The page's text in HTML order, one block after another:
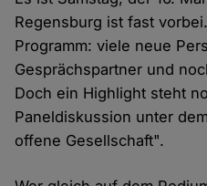
Regensburg ist fast
Programm: viele neue
Gesprächspartner und
Doch ein Highlight steht
Paneldiskussion unter
offene Gesellschaft".